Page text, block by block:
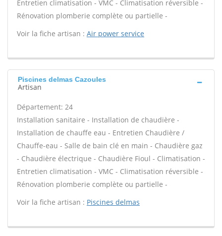
Entretien climatisation - VMC - Climatisation réversible -
Rénovation plomberie complète ou partielle -
Voir la fiche artisan : Air power service
Piscines delmas Cazoules
Artisan
Département: 24
Installation sanitaire - Installation de chaudière -
Installation de chauffe eau - Entretien Chaudière /
Chauffe-eau - Salle de bain clé en main - Chaudière gaz
- Chaudière électrique - Chaudière Fioul - Climatisation -
Entretien climatisation - VMC - Climatisation réversible -
Rénovation plomberie complète ou partielle -
Voir la fiche artisan : Piscines delmas